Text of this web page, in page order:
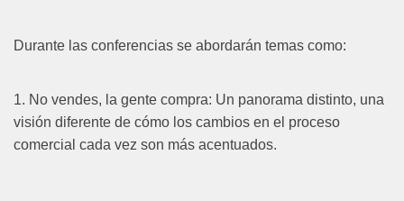
Durante las conferencias se abordarán temas como:
1. No vendes, la gente compra: Un panorama distinto, una
visión diferente de cómo los cambios en el proceso
comercial cada vez son más acentuados.